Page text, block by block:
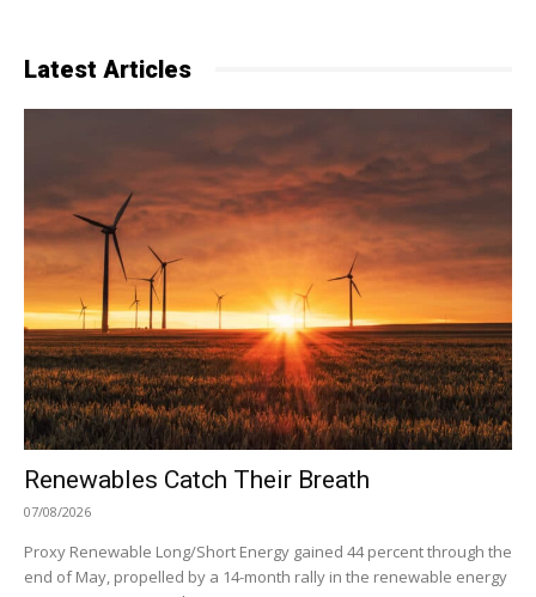
Latest Articles
Renewables Catch Their Breath
07/08/2026
Proxy Renewable Long/Short Energy gained 44 percent through the
end of May, propelled by a 14-month rally in the renewable energy